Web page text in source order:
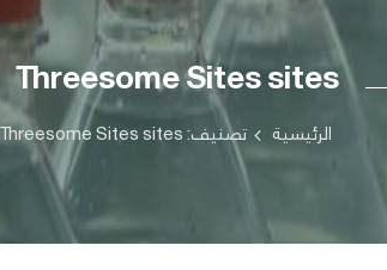
Threesome Sites sites
الرئيسية تصنيف: Threesome Sites sites